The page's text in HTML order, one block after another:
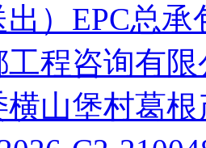
出）EPC总承
工程咨询有
山堡村葛